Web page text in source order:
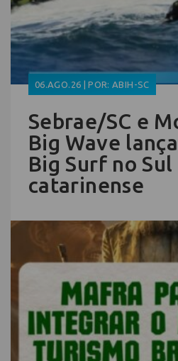
06.AGO.26 | POR: ABIH-SC
Sebrae/SC e
Big Wave
Big Surf no Sul
catarinense